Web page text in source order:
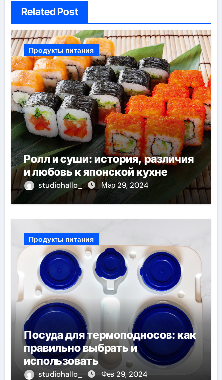
Related Post
Продукты питания
Ролл и суши: история, различия
и любовь к японской кухне
studiohallo_ Мар 29, 2024
Продукты питания
Посуда для термоподносов: как
правильно выбрать и
использовать
studiohallo_ Фев 29, 2024